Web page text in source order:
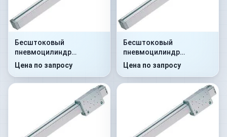
Бесштоковый
пневмоцилиндр
52M2P25A0050
Цена по запросу
Бесштоковый
пневмоцилиндр
52M2P25A0100
Цена по запросу